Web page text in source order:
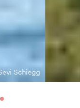
Sevi Schiegg